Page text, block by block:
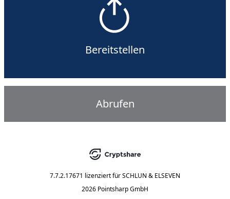
Bereitstellen
Abrufen
7.7.2.17671 lizenziert fürSCHLUN & ELSEVEN
2026 Pointsharp GmbH